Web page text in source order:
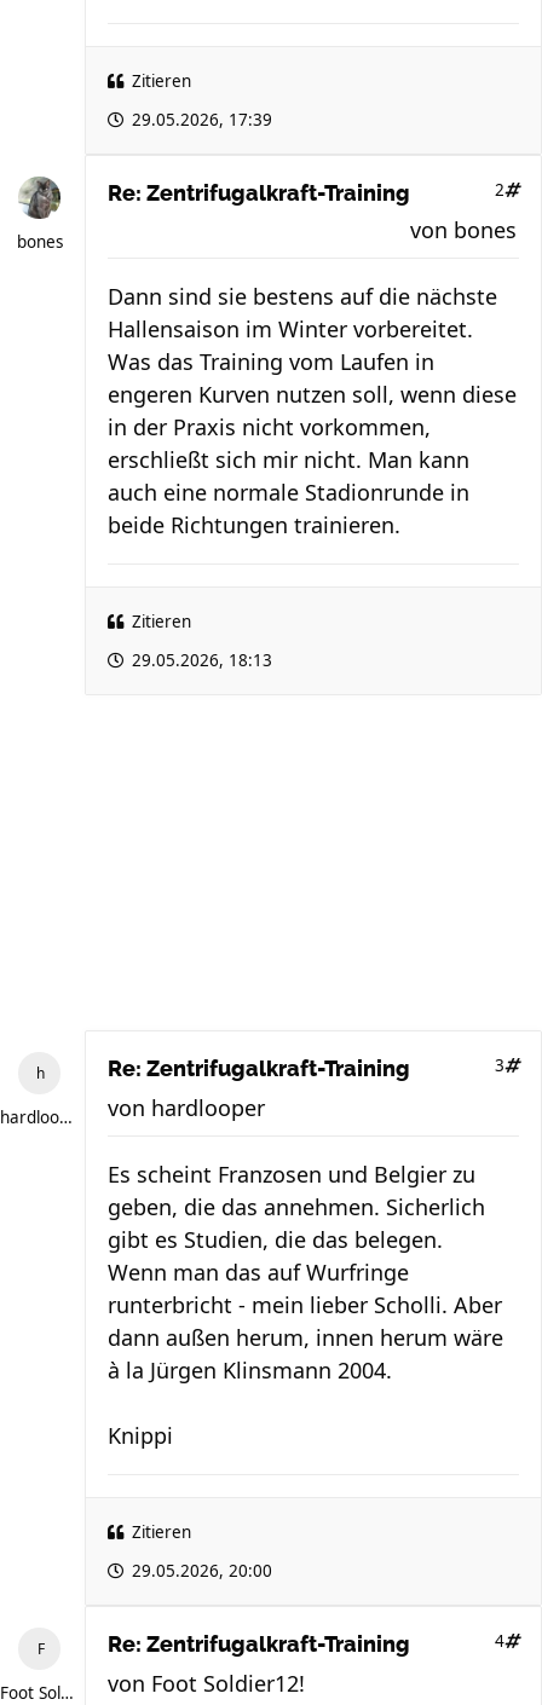
Zitieren
29.05.2026, 17:39
bones
Re: Zentrifugalkraft-Training 2
von bones
Dann sind sie bestens auf die nächste
Hallensaison im Winter vorbereitet.
Was das Training vom Laufen in
engeren Kurven nutzen soll, wenn diese
in der Praxis nicht vorkommen,
erschließt sich mir nicht. Man kann
auch eine normale Stadionrunde in
beide Richtungen trainieren.
Zitieren
29.05.2026, 18:13
hardlooper
Re: Zentrifugalkraft-Training 3
von hardlooper
Es scheint Franzosen und Belgier zu
geben, die das annehmen. Sicherlich
gibt es Studien, die das belegen.
Wenn man das auf Wurfringe
runterbricht - mein lieber Scholli. Aber
dann außen herum, innen herum wäre
à la Jürgen Klinsmann 2004.
Knippi
Zitieren
29.05.2026, 20:00
Foot Soldier12!
Re: Zentrifugalkraft-Training 4
von Foot Soldier12!